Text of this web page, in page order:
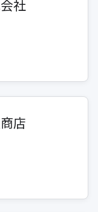
社
店